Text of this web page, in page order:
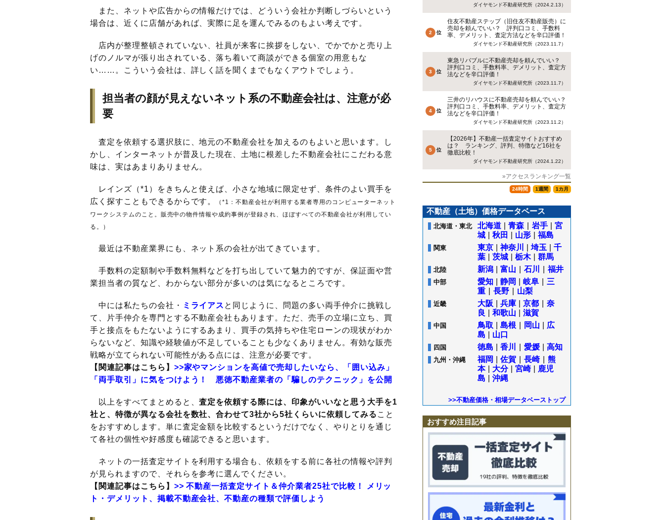
また、ネットや広告からの情報だけでは、どういう会社か判断しづらいという
場合は、近くに店舗があれば、実際に足を運んでみるのもよい考えです。
店内が整理整頓されていない、社員が来客に挨拶をしない、でかでかと売り上
げのノルマが張り出されている、落ち着いて商談ができる個室の用意もな
い……。こういう会社は、詳しく話を聞くまでもなくアウトでしょう。
担当者の顔が見えないネット系の不動産会社は、注意が必
要
査定を依頼する選択肢に、地元の不動産会社を加えるのもよいと思います。し
かし、インターネットが普及した現在、土地に根差した不動産会社にこだわる意
味は、実はあまりありません。
レインズ（*1）をきちんと使えば、小さな地域に限定せず、条件のよい買手を
広く探すこともできるからです。
（*1：不動産会社が利用する業者専用のコンピューターネット
ワークシステムのこと。販売中の物件情報や成約事例が登録され、ほぼすべての不動産会社が利用してい
る。）
最近は不動産業界にも、ネット系の会社が出てきています。
手数料の定額制や手数料無料などを打ち出していて魅力的ですが、保証面や営
業担当者の質など、わからない部分が多いのは気になるところです。
中には私たちの会社・ ミライアス と同じように、問題の多い両手仲介に挑戦し
て、片手仲介を専門とする不動産会社もあります。ただ、売手の立場に立ち、買
手と接点をもたないようにするあまり、買手の気持ちや住宅ローンの現状がわか
らないなど、知識や経験値が不足していることも少なくありません。有効な販売
戦略が立てられない可能性がある点には、注意が必要です。
【関連記事はこちら】 >>家やマンションを高値で売却したいなら、「囲い込み」
「両手取引」に気をつけよう！ 悪徳不動産業者の「騙しのテクニック」を公開
以上をすべてまとめると、査定を依頼する際には、印象がいいなと思う大手を1
社と、特徴が異なる会社を数社、合わせて3社から5社くらいに依頼してみる こと
をおすすめします。単に査定金額を比較するというだけでなく、やりとりを通じ
て各社の個性や好感度も確認できると思います。
ネットの一括査定サイトを利用する場合も、依頼をする前に各社の情報や評判
が見られますので、それらを参考に選んでください。
【関連記事はこちら】 >> 不動産一括査定サイト＆仲介業者25社で比較！ メリッ
ト・デメリット、掲載不動産会社、不動産の種類で評価しよう
ダイヤモンド不動産研究所（2024.2.13）
住友不動産ステップ（旧住友不動産販売）に
売却を頼んでいい？ 評判口コミ、手数料
率、デメリット、査定方法などを辛口評価！
ダイヤモンド不動産研究所（2023.11.7）
東急リバブルに不動産売却を頼んでいい？
評判口コミ、手数料率、デメリット、査定方
法などを辛口評価！
ダイヤモンド不動産研究所（2023.11.7）
三井のリハウスに不動産売却を頼んでいい？
評判口コミ、手数料率、デメリット、査定方
法などを辛口評価！
ダイヤモンド不動産研究所（2023.11.2）
【2026年】不動産一括査定サイトおすすめ
は？ ランキング、評判、特徴など16社を
徹底比較！
ダイヤモンド不動産研究所（2024.1.22）
»アクセスランキング一覧
24時間 1週間 1カ月
不動産（土地）価格データベース
北海道・東北 北海道 青森 岩手
宮
城
秋田 山形 福島
関東 東京 神奈川 埼玉
千
葉
茨城 栃木 群馬
北陸 新潟 富山 石川 福井
中部 愛知 静岡 岐阜
三
重
長野 山梨
近畿 大阪 兵庫 京都
奈
良
和歌山 滋賀
中国 鳥取 島根 岡山
広
島
山口
四国 徳島 香川 愛媛 高知
九州・沖縄 福岡 佐賀 長崎
熊
本
大分 宮崎
鹿児
島
沖縄
>>不動産価格・相場データベーストップ
おすすめ注目記事